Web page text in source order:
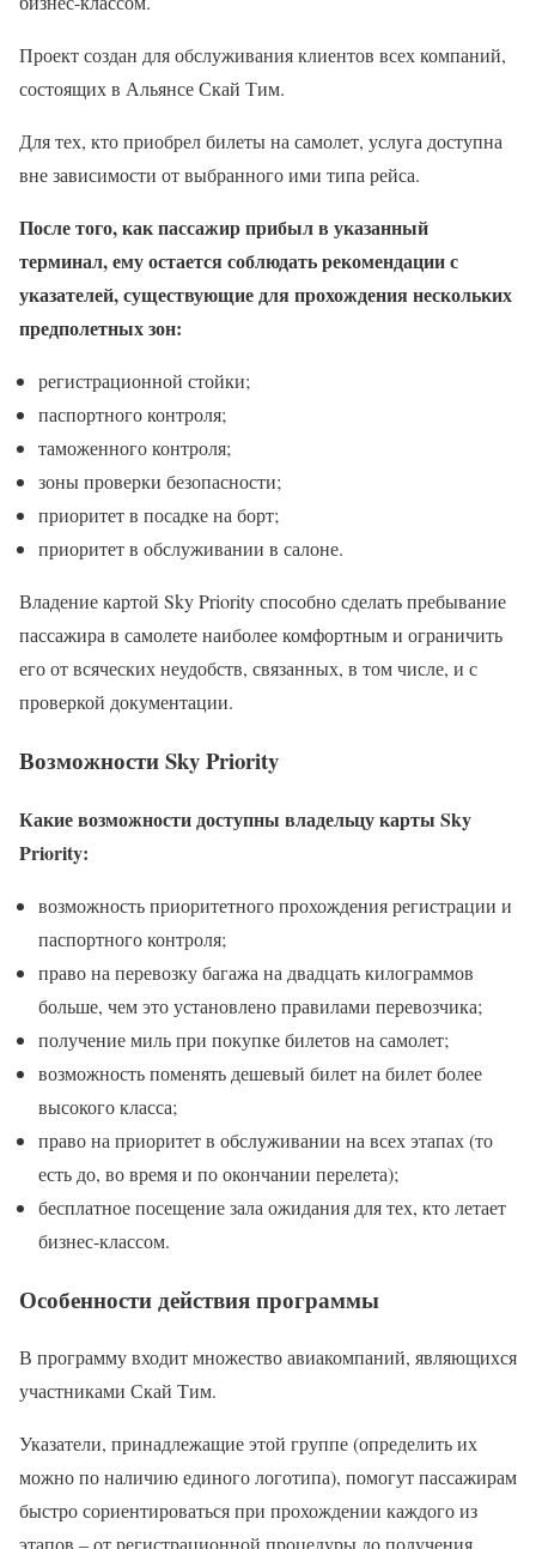
Проект создан для обслуживания клиентов всех компаний,
состоящих в Альянсе Скай Тим.
Для тех, кто приобрел билеты на самолет, услуга доступна
вне зависимости от выбранного ими типа рейса.
После того, как пассажир прибыл в указанный
терминал, ему остается соблюдать рекомендации с
указателей, существующие для прохождения нескольких
предполетных зон:
регистрационной стойки;
паспортного контроля;
таможенного контроля;
зоны проверки безопасности;
приоритет в посадке на борт;
приоритет в обслуживании в салоне.
Владение картой Sky Priority способно сделать пребывание
пассажира в самолете наиболее комфортным и ограничить
его от всяческих неудобств, связанных, в том числе, и с
проверкой документации.
Возможности Sky Priority
Какие возможности доступны владельцу карты Sky
Priority:
возможность приоритетного прохождения регистрации и
паспортного контроля;
право на перевозку багажа на двадцать килограммов
больше, чем это установлено правилами перевозчика;
получение миль при покупке билетов на самолет;
возможность поменять дешевый билет на билет более
высокого класса;
право на приоритет в обслуживании на всех этапах (то
есть до, во время и по окончании перелета);
бесплатное посещение зала ожидания для тех, кто летает
бизнес-классом.
Особенности действия программы
В программу входит множество авиакомпаний, являющихся
участниками Скай Тим.
Указатели, принадлежащие этой группе (определить их
можно по наличию единого логотипа), помогут пассажирам
быстро сориентироваться при прохождении каждого из
этапов – от регистрационной процедуры до получения